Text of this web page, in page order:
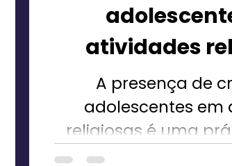
atividades
PODE?
A presença de
adolescentes em
religiosas é uma
em diversas